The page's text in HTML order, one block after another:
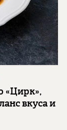
«Цирк»,
вкуса и